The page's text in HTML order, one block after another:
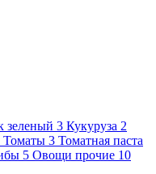
зеленый 3 Кукуруза 2
Томаты 3 Томатная паста
5 Овощи прочие 10